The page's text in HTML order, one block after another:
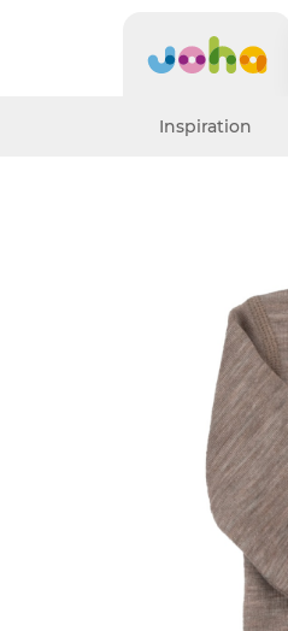
Inspiration